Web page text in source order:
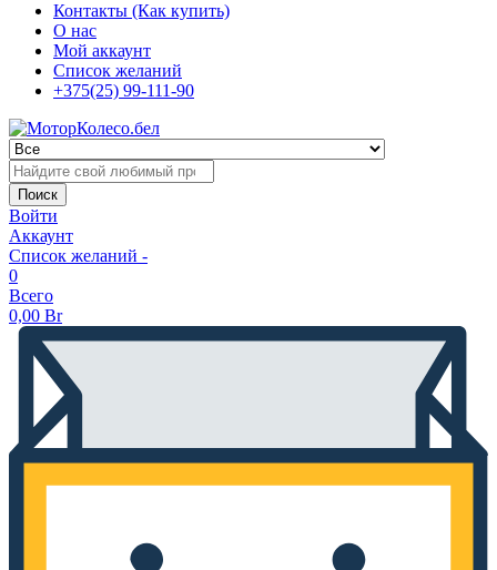
Контакты (Как купить)
О нас
Мой аккаунт
Список желаний
+375(25) 99-111-90
Поиск
Войти
Аккаунт
Список желаний -
0
Всего
0,00 Br